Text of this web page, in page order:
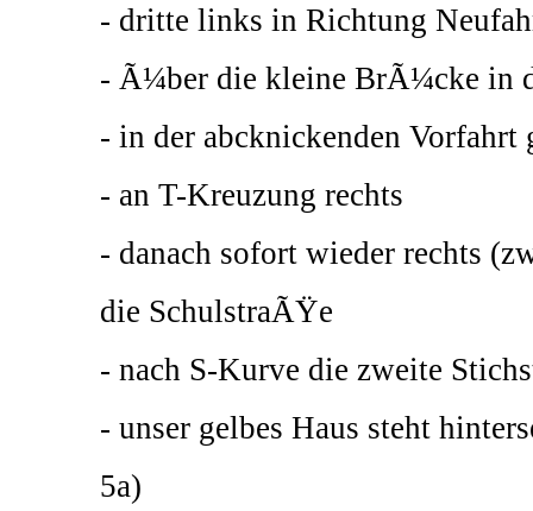
- dritte links in Richtung
- Ã¼ber die kleine BrÃ¼cke in
- in der abcknickenden Vorfahrt
- an T-Kreuzung rechts
- danach sofort wieder rechts
die SchulstraÃŸe
- nach S-Kurve die zweite
- unser gelbes Haus steht
5a)